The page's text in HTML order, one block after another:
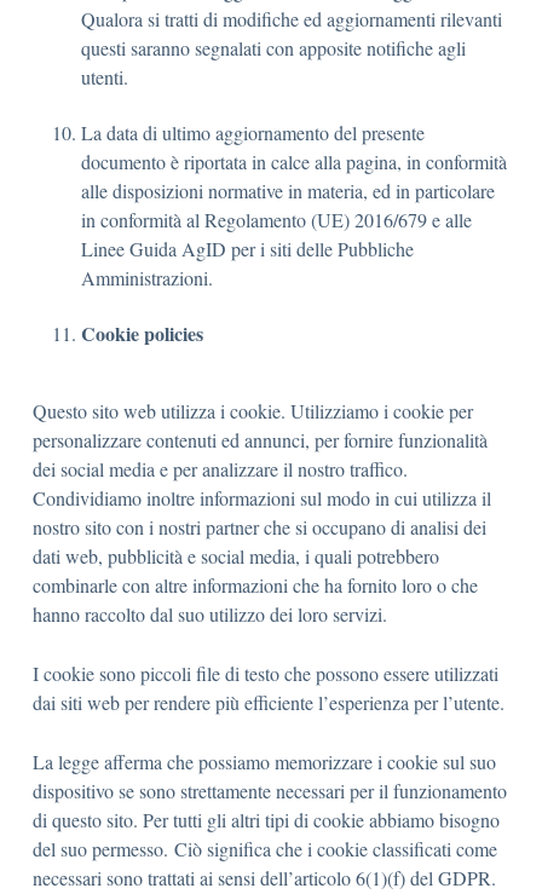
Qualora si tratti di modifiche ed aggiornamenti rilevanti
questi saranno segnalati con apposite notifiche agli
utenti.
La data di ultimo aggiornamento del presente
documento è riportata in calce alla pagina, in conformità
alle disposizioni normative in materia, ed in particolare
in conformità al Regolamento (UE) 2016/679 e alle
Linee Guida AgID per i siti delle Pubbliche
Amministrazioni.
Cookie policies
Questo sito web utilizza i cookie. Utilizziamo i cookie per
personalizzare contenuti ed annunci, per fornire funzionalità
dei social media e per analizzare il nostro traffico.
Condividiamo inoltre informazioni sul modo in cui utilizza il
nostro sito con i nostri partner che si occupano di analisi dei
dati web, pubblicità e social media, i quali potrebbero
combinarle con altre informazioni che ha fornito loro o che
hanno raccolto dal suo utilizzo dei loro servizi.
I cookie sono piccoli file di testo che possono essere utilizzati
dai siti web per rendere più efficiente l’esperienza per l’utente.
La legge afferma che possiamo memorizzare i cookie sul suo
dispositivo se sono strettamente necessari per il funzionamento
di questo sito. Per tutti gli altri tipi di cookie abbiamo bisogno
del suo permesso. Ciò significa che i cookie classificati come
necessari sono trattati ai sensi dell’articolo 6(1)(f) del GDPR.